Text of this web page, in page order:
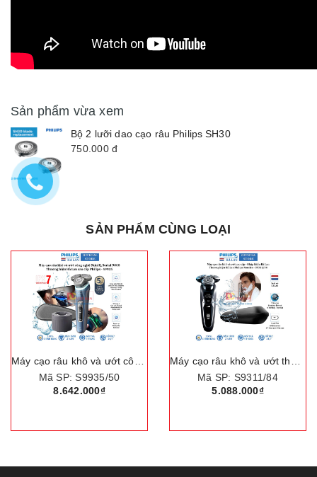
Sản phẩm vừa xem
Bộ 2 lưỡi dao cạo râu Philips SH30
750.000đ
SẢN PHẨM CÙNG LOẠI
Mã SP: S9935/50
8.642.000₫
Mã SP: S9311/84
5.088.000₫